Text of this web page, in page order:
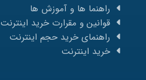
راهنما ها و آموزش ها
قوانین و مقرارت خرید اینترنت
راهنمای خرید حجم اینترنت
خرید اینترنت